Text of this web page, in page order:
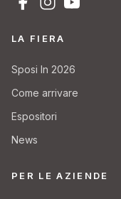
LA FIERA
Sposi In 2026
Come arrivare
Espositori
News
PER LE AZIENDE